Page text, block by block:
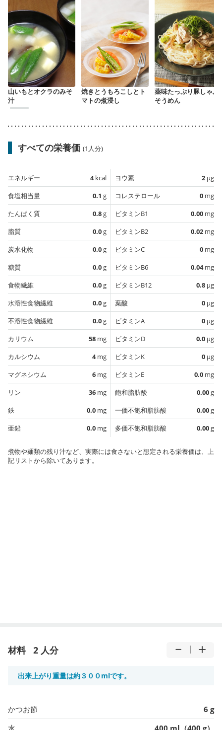
山いもとオクラのみそ
汁
焼きとうもろこしとト
マトの煮浸し
薬味たっぷり豚しゃぶ
そうめん
すべての栄養価 (1人分)
エネルギー 4kcal
食塩相当量
0.1 g
たんぱく質
0.8g
脂質
0.0g
炭水化物
0.0g
糖質
0.0g
食物繊維
0.0g
水溶性食物繊維
0.0g
不溶性食物繊維
0.0g
カリウム
58 mg
カルシウム
4mg
マグネシウム
6 mg
リン
36 mg
鉄
0.0 mg
亜鉛
0.0 mg
ヨウ素 2 µg
コレステロール
0 mg
ビタミンB1
0.00 mg
ビタミンB2
0.02 mg
ビタミンC
0 mg
ビタミンB6
0.04mg
ビタミンB12
0.8 µg
葉酸
0 µg
ビタミンA
0 µg
ビタミンD
0.0 µg
ビタミンK
0 µg
ビタミンE
0.0 mg
飽和脂肪酸
0.00g
一価不飽和脂肪酸
0.00g
多価不飽和脂肪酸
0.00g
煮物や麺類の残り汁など、実際には食さないと想定される栄養価は、上
記リストから除いてあります。
材料 2 人分
出来上がり重量は約３００mlです。
かつお節
6 g
水
400 ml（400 g）